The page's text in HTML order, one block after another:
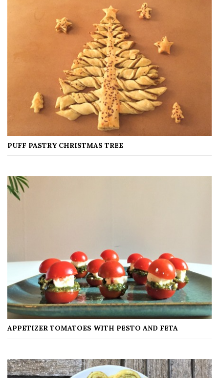
PUFF PASTRY CHRISTMAS TREE
APPETIZER TOMATOES WITH PESTO AND FETA